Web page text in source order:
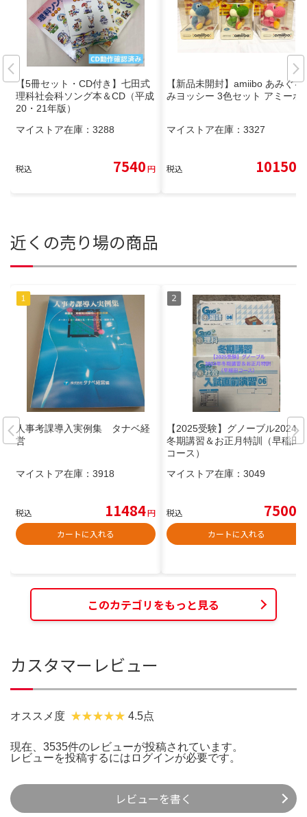
【5冊セット・CD付き】七田式
理科社会科ソング本＆CD（平成
20・21年版）
マイストア在庫： 3288
税込 7540円
【新品未開封】amiibo あみぐる
みヨッシー 3色セット アミーボ
マイストア在庫： 3327
税込 10150
近くの売り場の商品
人事考課導入実例集 タナベ経
営
マイストア在庫： 3918
税込 11484円
カートに入れる
【2025受験】グノーブル2024年
冬期講習＆お正月特訓（早稲田
コース）
マイストア在庫： 3049
税込 7500
カートに入れる
このカテゴリをもっと見る
カスタマーレビュー
オススメ度 4.5点
現在、3535件のレビューが投稿されています。
レビューを投稿するには ログインが必要です。
レビューを書く